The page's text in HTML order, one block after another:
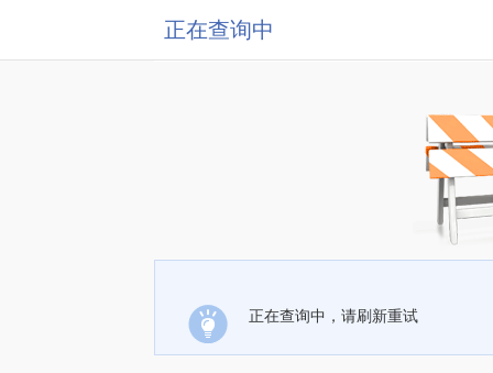
正在查询中
正在查询中，请刷新重试